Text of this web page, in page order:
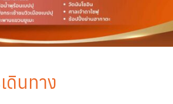
ดินทาง